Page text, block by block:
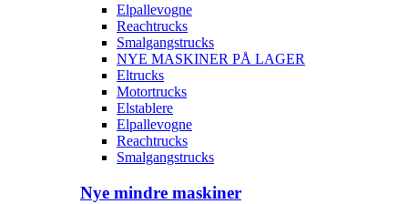
Elpallevogne
Reachtrucks
Smalgangstrucks
NYE MASKINER PÅ LAGER
Eltrucks
Motortrucks
Elstablere
Elpallevogne
Reachtrucks
Smalgangstrucks
Nye mindre maskiner